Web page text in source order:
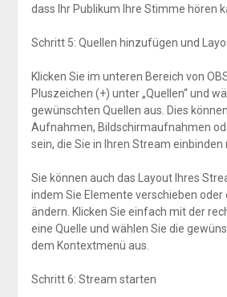
dass Ihr Publikum Ihre Stimme hören
Schritt 5: Quellen hinzufügen und
Klicken Sie im unteren Bereich von
Pluszeichen (+) unter „Quellen“ und
gewünschten Quellen aus. Dies
Aufnahmen, Bildschirmaufnahmen
sein, die Sie in Ihren Stream einbinden
Sie können auch das Layout Ihres
indem Sie Elemente verschieben oder
ändern. Klicken Sie einfach mit der
eine Quelle und wählen Sie die
dem Kontextmenü aus.
Schritt 6: Stream starten